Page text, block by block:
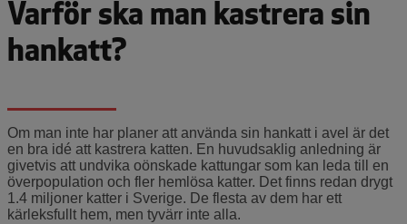
Varför ska man kastrera sin
hankatt?
Om man inte har planer att använda sin hankatt i avel är det
en bra idé att kastrera katten. En huvudsaklig anledning är
givetvis att undvika oönskade kattungar som kan leda till en
överpopulation och fler hemlösa katter. Det finns redan drygt
1.4 miljoner katter i Sverige. De flesta av dem har ett
kärleksfullt hem, men tyvärr inte alla.